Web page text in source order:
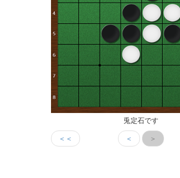
兎定石です
＜＜ ＜ ＞